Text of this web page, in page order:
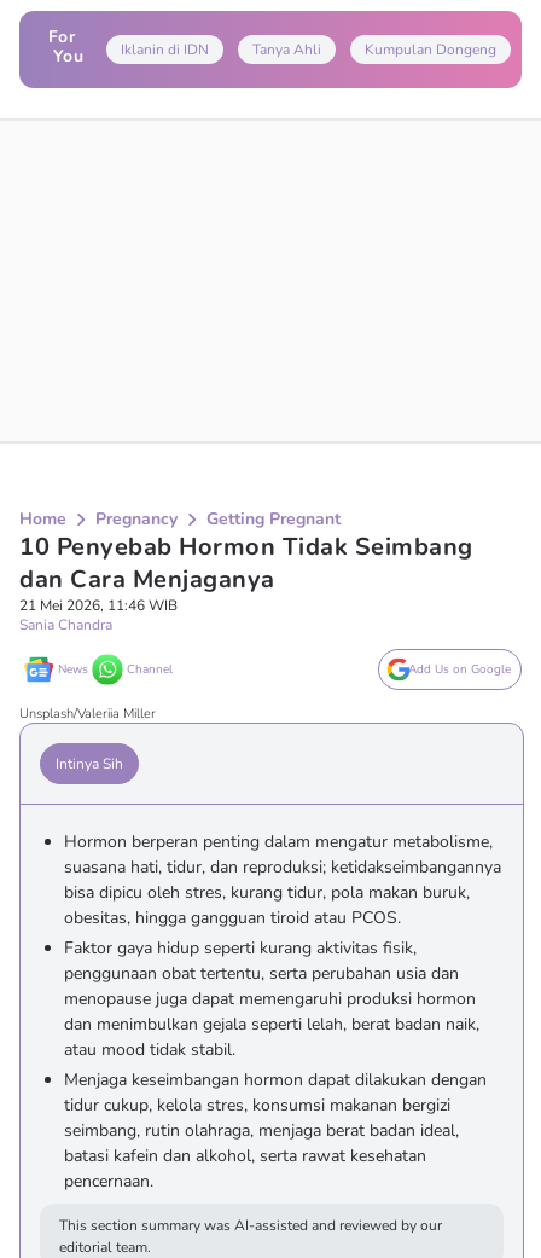
For
You
Iklanin di IDN Tanya Ahli Kumpulan Dongeng
Home Pregnancy Getting Pregnant
10 Penyebab Hormon Tidak Seimbang
dan Cara Menjaganya
21 Mei 2026, 11:46 WIB
Sania Chandra
News Channel Add Us on Google
Unsplash/Valeriia Miller
Intinya Sih
Hormon berperan penting dalam mengatur metabolisme,
suasana hati, tidur, dan reproduksi; ketidakseimbangannya
bisa dipicu oleh stres, kurang tidur, pola makan buruk,
obesitas, hingga gangguan tiroid atau PCOS.
Faktor gaya hidup seperti kurang aktivitas fisik,
penggunaan obat tertentu, serta perubahan usia dan
menopause juga dapat memengaruhi produksi hormon
dan menimbulkan gejala seperti lelah, berat badan naik,
atau mood tidak stabil.
Menjaga keseimbangan hormon dapat dilakukan dengan
tidur cukup, kelola stres, konsumsi makanan bergizi
seimbang, rutin olahraga, menjaga berat badan ideal,
batasi kafein dan alkohol, serta rawat kesehatan
pencernaan.
This section summary was AI-assisted and reviewed by our
editorial team.